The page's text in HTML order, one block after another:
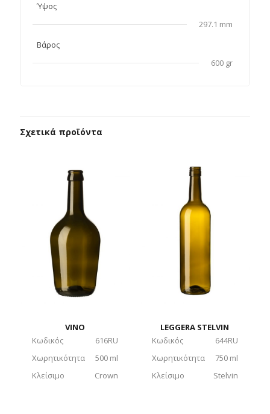
Ύψος
297.1 mm
Βάρος
600 gr
Σχετικά προϊόντα
VINO
Κωδικός
616RU
Χωρητικότητα
500 ml
Κλείσιμο
Crown
LEGGERA STELVIN
Κωδικός
644RU
Χωρητικότητα
750 ml
Κλείσιμο
Stelvin